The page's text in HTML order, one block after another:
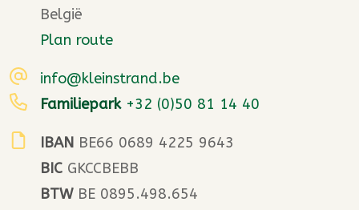
België
Plan route
info@kleinstrand.be
Familiepark+32 (0)50 81 14 40
IBAN BE66 0689 4225 9643
BIC GKCCBEBB
BTWBE 0895.498.654